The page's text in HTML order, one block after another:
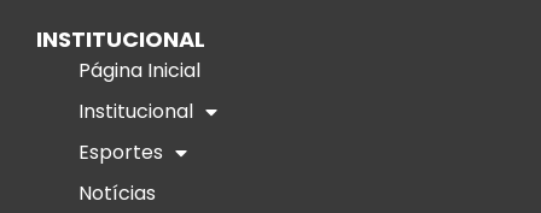
INSTITUCIONAL
Página Inicial
Institucional
Esportes
Notícias